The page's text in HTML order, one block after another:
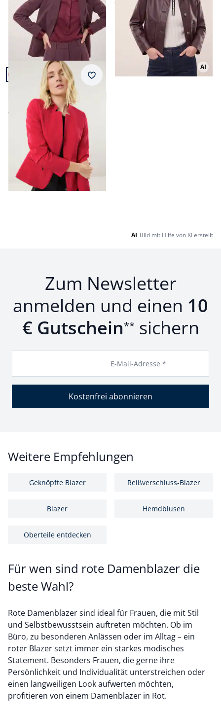
AI
Artikel 3 von 3.
+2
Kofferblazer Airline
4,7 (263)
ab € 139,99
ab € 139,00 (-1%)
Merkzettel
AI Bild mit Hilfe von KI erstellt
Zum Newsletter
anmelden und einen 10
€ Gutschein** sichern
E-Mail-Adresse *
Kostenfrei abonnieren
Weitere Empfehlungen
Geknöpfte Blazer Reißverschluss-Blazer
Blazer Hemdblusen
Oberteile entdecken
Für wen sind rote Damenblazer die
beste Wahl?
Rote Damenblazer sind ideal für Frauen, die mit Stil
und Selbstbewusstsein auftreten möchten. Ob im
Büro, zu besonderen Anlässen oder im Alltag – ein
roter Blazer setzt immer ein starkes modisches
Statement. Besonders Frauen, die gerne ihre
Persönlichkeit und Individualität unterstreichen oder
einen langweiligen Look aufwerten möchten,
profitieren von einem Damenblazer in Rot.